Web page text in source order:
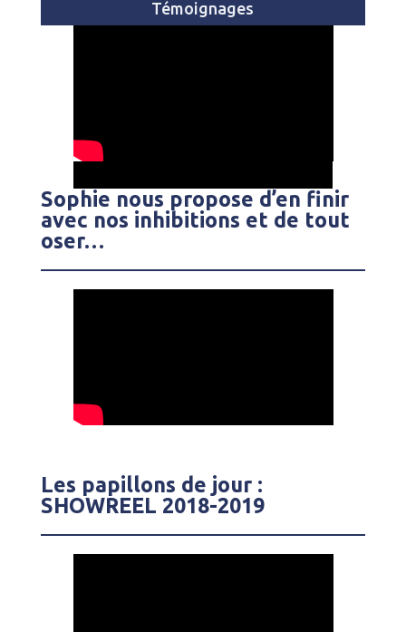
o
Témoignages
Sophie nous propose d’en finir
avec nos inhibitions et de tout
oser…
Les papillons de jour :
SHOWREEL 2018-2019